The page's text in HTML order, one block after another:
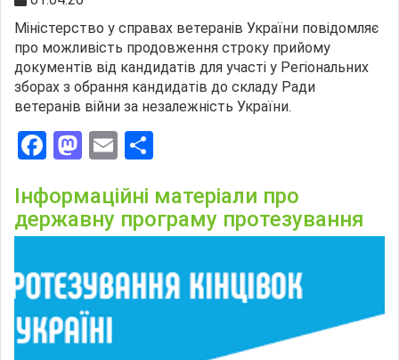
Міністерство у справах ветеранів України повідомляє
про можливість продовження строку прийому
документів від кандидатів для участі у Регіональних
зборах з обрання кандидатів до складу Ради
ветеранів війни за незалежність України.
Facebook
Mastodon
Email
Інформаційні матеріали про
державну програму протезування